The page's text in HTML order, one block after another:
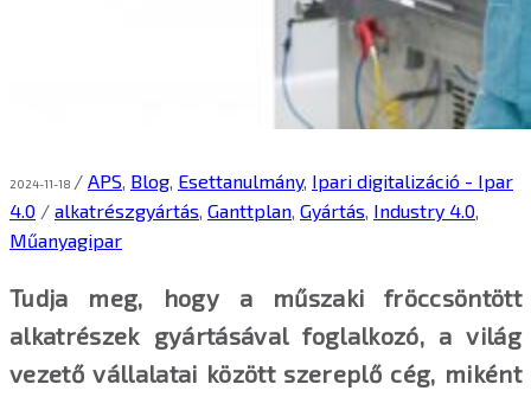
2024-11-18 / APS, Blog, Esettanulmány, Ipari digitalizáció - Ipar
4.0 / alkatrészgyártás, Ganttplan, Gyártás, Industry 4.0,
Műanyagipar
Tudja meg, hogy a műszaki fröccsöntött
alkatrészek gyártásával foglalkozó, a világ
vezető vállalatai között szereplő cég, miként